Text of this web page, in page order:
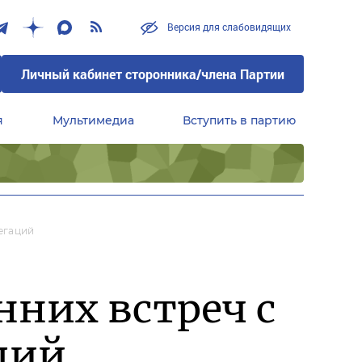
Версия для слабовидящих
Личный кабинет сторонника/члена Партии
Мультимедиа Вступить в партию
встреч с